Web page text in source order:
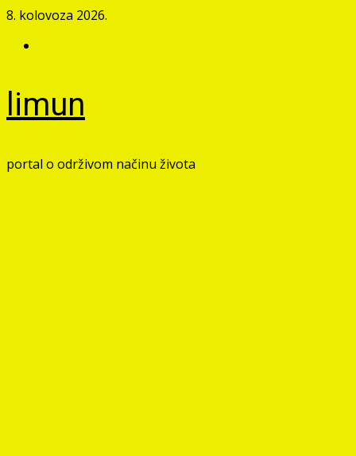
Skip
content
8. kolovoza 2026.
limun
portal o održivom načinu života